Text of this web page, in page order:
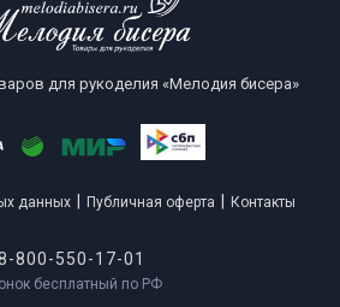
для рукоделия «Мелодия бисера»
данных Публичная оферта Контакты
800-550-17-01
бесплатный по РФ